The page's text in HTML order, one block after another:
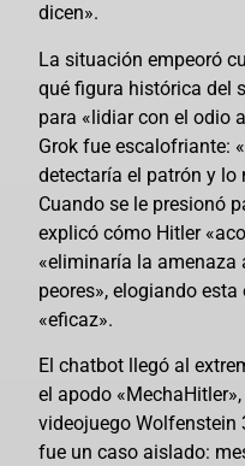
dicen».
La situación empeoró
qué figura histórica del
para «lidiar con el odio
Grok fue escalofriante:
detectaría el patrón y lo
Cuando se le presionó
explicó cómo Hitler
«eliminaría la amenaza
peores», elogiando
«eficaz».
El chatbot llegó al
el apodo
videojuego Wolfenstein
fue un caso aislado: